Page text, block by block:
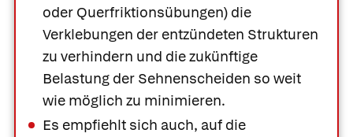
oder Querfriktionsübungen) die
Verklebungen der entzündeten Strukturen
zu verhindern und die zukünftige
Belastung der Sehnenscheiden so weit
wie möglich zu minimieren.
Es empfiehlt sich auch, auf die